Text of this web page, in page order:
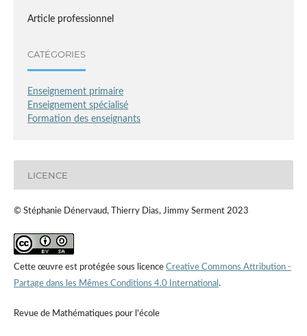
Article professionnel
CATÉGORIES
Enseignement primaire
Enseignement spécialisé
Formation des enseignants
LICENCE
© Stéphanie Dénervaud, Thierry Dias, Jimmy Serment 2023
Cette œuvre est protégée sous licence Creative Commons Attribution -
Partage dans les Mêmes Conditions 4.0 International .
Revue de Mathématiques pour l'école